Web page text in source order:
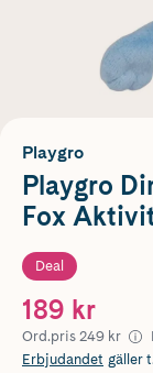
Playgro
Playgro
Fox
Deal
189 kr
Ord.pris 249 kr
Erbjudandet gäller